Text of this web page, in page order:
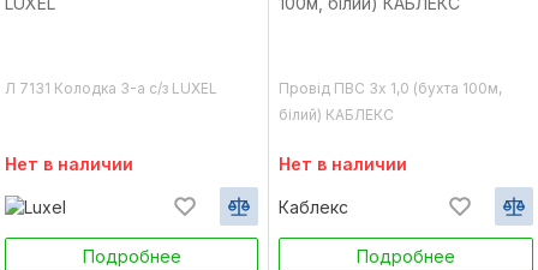
Л 7131 Колодка 3-а с/з LUXEL
Нет в наличии
Подробнее
Провід ПВС 3х 1,0 (бухта 100м,
білий) КАБЛЕКС
Нет в наличии
Каблекс
Подробнее